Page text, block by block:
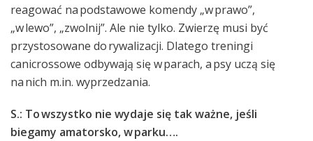
reagować na podstawowe komendy „w prawo”,
„w lewo”, „zwolnij”. Ale nie tylko. Zwierzę musi być
przystosowane do rywalizacji. Dlatego treningi
canicrossowe odbywają się w parach, a psy uczą się
na nich m.in. wyprzedzania.
S.: To wszystko nie wydaje się tak ważne, jeśli
biegamy amatorsko, w parku….